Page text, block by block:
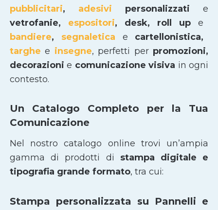
pubblicitari, adesivi personalizzati e
vetrofanie, espositori, desk, roll up e
bandiere, segnaletica e cartellonistica,
targhee insegne, perfetti per promozioni,
decorazionie comunicazione visiva in ogni
contesto.
Un Catalogo Completo per la Tua
Comunicazione
Nel nostro catalogo online trovi un’ampia
gamma di prodotti di stampa digitale e
tipografia grande formato, tra cui:
Stampa personalizzata su Pannelli e